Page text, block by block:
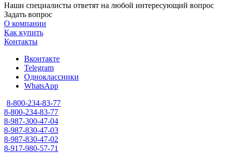
Наши специалисты ответят на любой интересующий вопрос
Задать вопрос
О компании
Как купить
Контакты
Вконтакте
Telegram
Одноклассники
WhatsApp
8-800-234-83-77
8-800-234-83-77
8-987-300-47-04
8-987-830-47-03
8-987-830-47-02
8-917-980-57-71